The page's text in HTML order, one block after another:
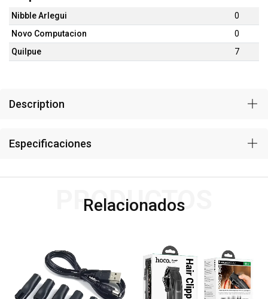
Nibble Arlegui
0
Novo Computacion
0
Quilpue
7
Description
Especificaciones
Relacionados
PRODUCTOS